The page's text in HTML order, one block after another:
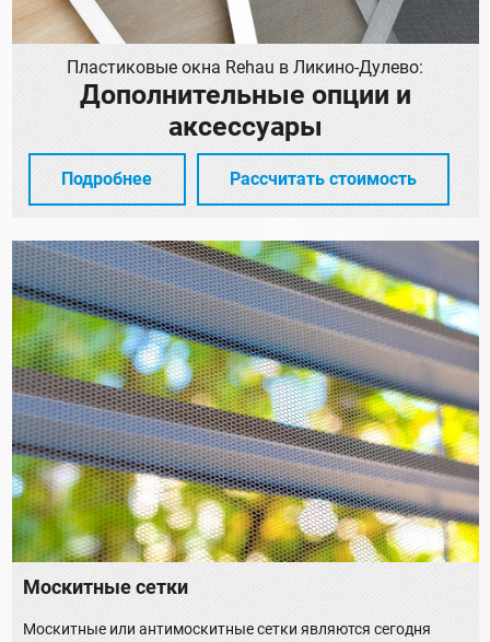
Пластиковые окна Rehau в Ликино-Дулево:
Дополнительные опции и
аксессуары
Подробнее Рассчитать стоимость
Москитные сетки
Москитные или антимоскитные сетки являются сегодня